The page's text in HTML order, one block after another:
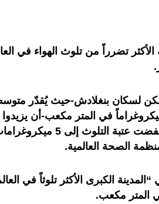
تضرراً من تلوث الهواء في
لسكان بنغلادش-حيث يُقدّر
الدقيقة بـ74 ميكروغراماً في المتر
بواقع 6,8 سنوات إذا ما
الصحة العالمية.
“المدينة الكبرى الأكثر تلوثاً في